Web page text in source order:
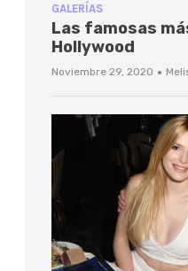
GALERÍAS
Las famosas
Hollywood
Noviembre 29, 2020 ·